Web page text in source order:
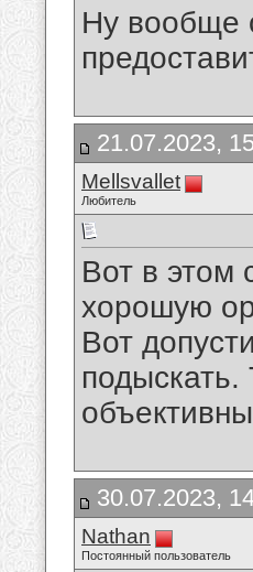
Ну вообще
21.07.2023,
Mellsvallet
Любитель
Вот в этом
хорошую
Вот
30.07.2023,
Nathan
Постоянный пользователь